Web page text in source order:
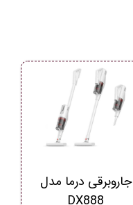
جاروبرقی درما مدل
DX888